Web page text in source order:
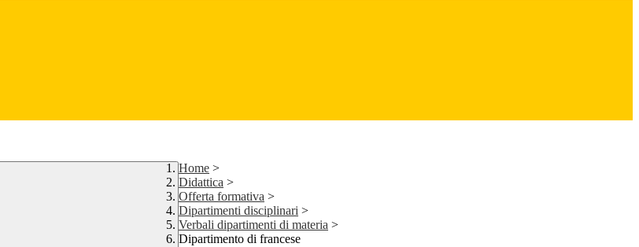
Home >
Didattica >
Offerta formativa >
Dipartimenti disciplinari >
Verbali dipartimenti di materia >
Dipartimento di francese